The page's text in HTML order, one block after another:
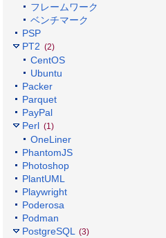
フレームワーク
ベンチマーク
PSP
PT2 (2)
CentOS
Ubuntu
Packer
Parquet
PayPal
Perl (1)
OneLiner
PhantomJS
Photoshop
PlantUML
Playwright
Poderosa
Podman
PostgreSQL
(3)